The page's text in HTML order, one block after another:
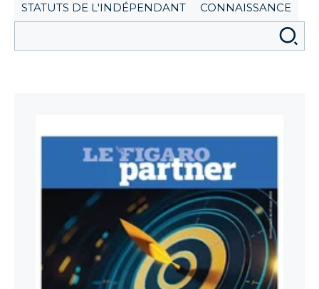
STATUTS DE L'INDÉPENDANT CONNAISSANCE